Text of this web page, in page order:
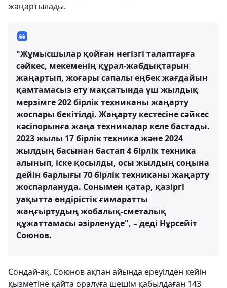
жаңартылады.
"Жұмысшылар қойған негізгі талаптарға
сәйкес, мекеменің құрал-жабдықтарын
жаңартып, жоғары сапалы еңбек жағдайын
қамтамасыз ету мақсатында үш жылдық
мерзімге 202 бірлік техниканы жаңарту
жоспары бекітілді. Жаңарту кестесіне сәйкес
кәсіпорынға жаңа техникалар келе бастады.
2023 жылы 17 бірлік техника және 2024
жылдың басынан бастап 4 бірлік техника
алынып, іске қосылды, осы жылдың соңына
дейін барлығы 70 бірлік техниканы жаңарту
жоспарлануда. Сонымен қатар, қазіргі
уақытта өндірістік ғимаратты
жаңғыртудың жобалық-сметалық
құжаттамасы әзірленуде", – деді Нұрсейіт
Союнов.
Сондай-ақ, Союнов ақпан айында ереуілден кейін
қызметіне қайта оралуға шешім қабылдаған 143